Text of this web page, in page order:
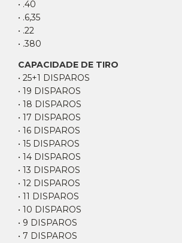
• .40
• .6,35
• .22
• .380
CAPACIDADE DE TIRO
• 25+1 DISPAROS
• 19 DISPAROS
• 18 DISPAROS
• 17 DISPAROS
• 16 DISPAROS
• 15 DISPAROS
• 14 DISPAROS
• 13 DISPAROS
• 12 DISPAROS
• 11 DISPAROS
• 10 DISPAROS
• 9 DISPAROS
• 7 DISPAROS